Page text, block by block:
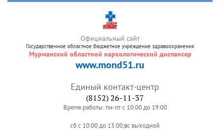
Официальный сайт
Государственное областное бюджетное учреждение здравоохранения
Мурманский областной наркологический диспансер
www.mond51.ru
Единый контакт-центр
(8152) 26-11-37
Время работы: пн-пт с 10:00 до 19:00
сб с 10:00 до 13:00;вс выходной